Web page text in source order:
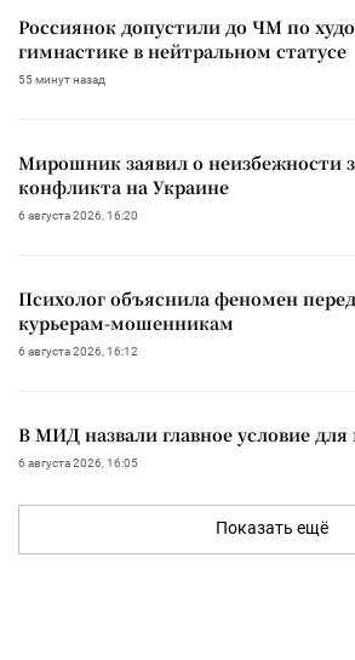
Россиянок допустили до ЧМ по
гимнастике в нейтральном статусе
55 минут назад
Мирошник заявил о неизбежности
конфликта на Украине
6 августа 2026, 16:20
Психолог объяснила феномен
курьерам-мошенникам
6 августа 2026, 16:12
В МИД назвали главное условие
6 августа 2026, 16:05
Показать ещё